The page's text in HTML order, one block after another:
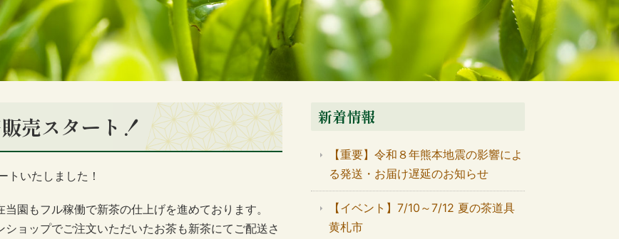
売スタート！
トいたしました！
園もフル稼働で新茶の仕上げを進めております。
ョップでご注文いただいたお茶も新茶にてご配送さ
新着情報
【重要】令和８年熊本地震の影響によ
る発送・お届け遅延のお知らせ
【イベント】7/10～7/12 夏の茶道具
黄札市